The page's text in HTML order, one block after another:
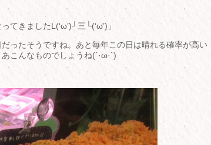
てきましたL(‘ω’)┘三└(‘ω’)」
ったそうですね。あと毎年この日は晴れる確率が高い
こんなものでしょうね(´·ω·`)